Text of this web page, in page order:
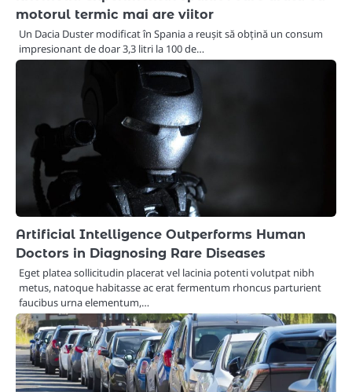
motorul termic mai are viitor
Un Dacia Duster modificat în Spania a reușit să obțină un consum
impresionant de doar 3,3 litri la 100 de…
Artificial Intelligence Outperforms Human
Doctors in Diagnosing Rare Diseases
Eget platea sollicitudin placerat vel lacinia potenti volutpat nibh
metus, natoque habitasse ac erat fermentum rhoncus parturient
faucibus urna elementum,…